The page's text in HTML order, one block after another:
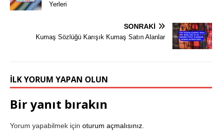
Yerleri
SONRAKI
Kumaş Sözlüğü Karışık Kumaş Satın Alanlar
İLK YORUM YAPAN OLUN
Bir yanıt bırakın
Yorum yapabilmek için oturum açmalısınız